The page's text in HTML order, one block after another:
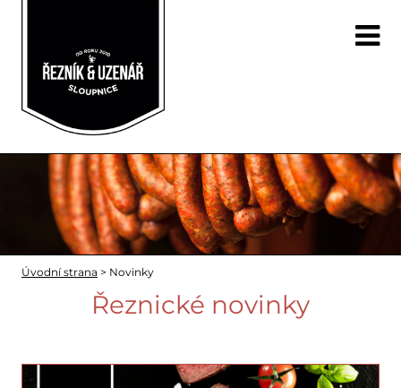
Úvodní strana > Novinky
Řeznické novinky